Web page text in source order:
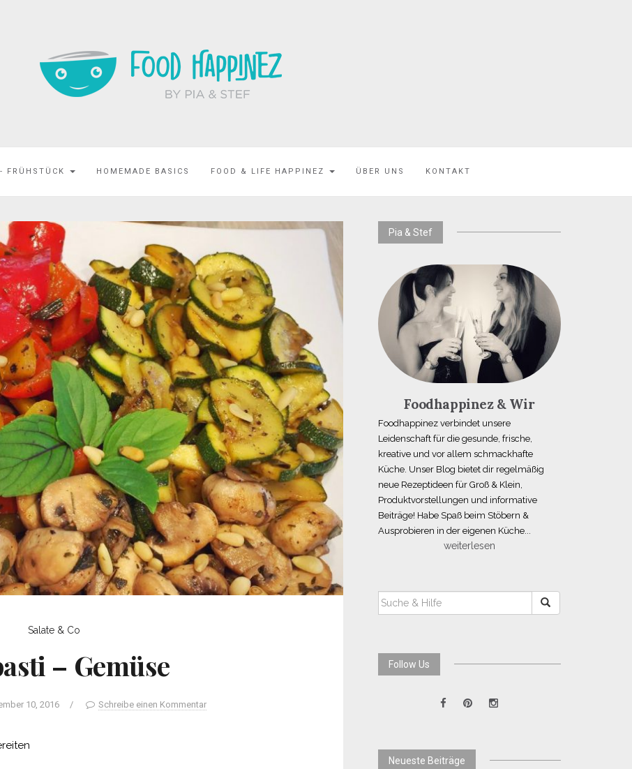
FRÜHSTÜCK HOMEMADE BASICS FOOD & LIFE HAPPINEZ ÜBER UNS KONTAKT
Salate & Co
– Gemüse
10, 2016 / Schreibe einen Kommentar
Pia & Stef
Foodhappinez & Wir
Foodhappinez verbindet unsere
Leidenschaft für die gesunde, frische,
kreative und vor allem schmackhafte
Küche. Unser Blog bietet dir regelmäßig
neue Rezeptideen für Groß & Klein,
Produktvorstellungen und informative
Beiträge! Habe Spaß beim Stöbern &
Ausprobieren in der eigenen Küche...
weiterlesen
SUCHEN
NACH:
Follow Us
Neueste Beiträge